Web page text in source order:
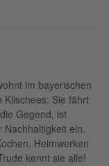
im bayerischen
Klischees: Sie fährt
Gegend, ist
ein.
Heimwerken
kennt sie alle!